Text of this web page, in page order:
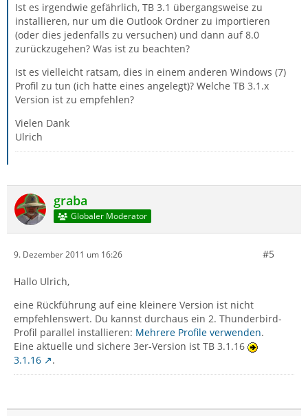
Ist es irgendwie gefährlich, TB 3.1 übergangsweise zu
installieren, nur um die Outlook Ordner zu importieren
(oder dies jedenfalls zu versuchen) und dann auf 8.0
zurückzugehen? Was ist zu beachten?
Ist es vielleicht ratsam, dies in einem anderen Windows (7)
Profil zu tun (ich hatte eines angelegt)? Welche TB 3.1.x
Version ist zu empfehlen?
Vielen Dank
Ulrich
graba
Globaler Moderator
9. Dezember 2011 um 16:26 #5
Hallo Ulrich,
eine Rückführung auf eine kleinere Version ist nicht
empfehlenswert. Du kannst durchaus ein 2. Thunderbird-
Profil parallel installieren: Mehrere Profile verwenden.
Eine aktuelle und sichere 3er-Version ist TB 3.1.16
3.1.16
.